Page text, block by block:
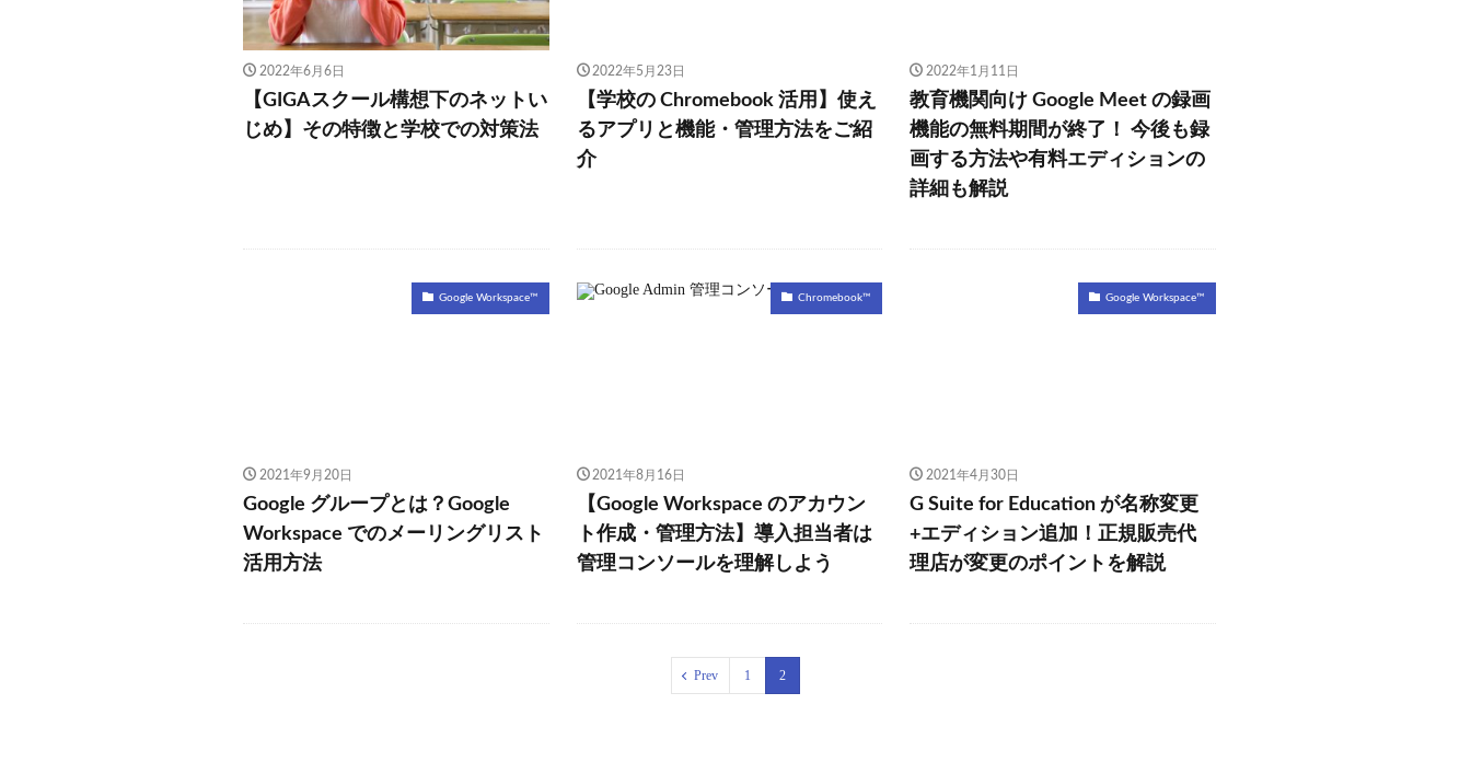
2022年6月6日
【GIGAスクール構想下のネットい
じめ】その特徴と学校での対策法
2022年5月23日
【学校の Chromebook 活用】使え
るアプリと機能・管理方法をご紹
介
2022年1月11日
教育機関向け Google Meet の録画
機能の無料期間が終了！ 今後も録
画する方法や有料エディションの
詳細も解説
Google Workspace™
2021年9月20日
Google グループとは？Google
Workspace でのメーリングリスト
活用方法
Chromebook™
2021年8月16日
【Google Workspace のアカウン
ト作成・管理方法】導入担当者は
管理コンソールを理解しよう
Google Workspace™
2021年4月30日
G Suite for Education が名称変更
+エディション追加！正規販売代
理店が変更のポイントを解説
Prev 1 2